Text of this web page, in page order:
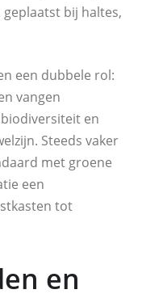
bij haltes,
een dubbele rol:
vangen
en
Steeds vaker
met groene
een
tot
en